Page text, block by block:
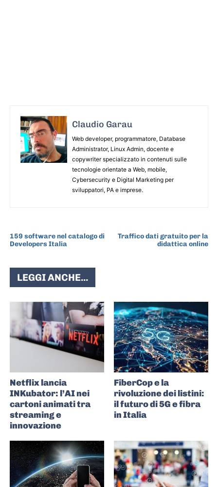
Claudio Garau
Web developer, programmatore, Database
Administrator, Linux Admin, docente e
copywriter specializzato in contenuti sulle
tecnologie orientate a Web, mobile,
Cybersecurity e Digital Marketing per
sviluppatori, PA e imprese.
159 software nel catalogo di
Developers Italia
Traffico dati gratuito per la
didattica online
LEGGI ANCHE...
Netflix lancia
INKubator: l’AI nei
cartoni animati tra
streaming e
innovazione
FiberCop e la
rivoluzione dei listini:
il futuro di 5G e fibra
in Italia